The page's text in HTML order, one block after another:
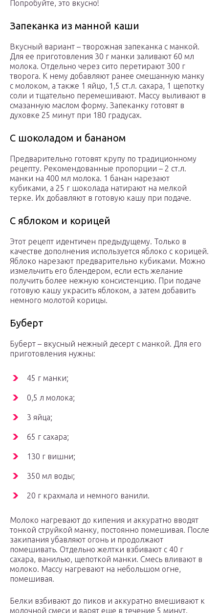
Попробуйте, это вкусно!
Запеканка из манной каши
Вкусный вариант – творожная запеканка с манкой.
Для ее приготовления 30 г манки заливают 60 мл
молока. Отдельно через сито перетирают 300 г
творога. К нему добавляют ранее смешанную манку
с молоком, а также 1 яйцо, 1,5 ст.л. сахара, 1 щепотку
соли и тщательно перемешивают. Массу выливают в
смазанную маслом форму. Запеканку готовят в
духовке 25 минут при 180 градусах.
С шоколадом и бананом
Предварительно готовят крупу по традиционному
рецепту. Рекомендованные пропорции – 2 ст.л.
манки на 400 мл молока. 1 банан нарезают
кубиками, а 25 г шоколада натирают на мелкой
терке. Их добавляют в готовую кашу при подаче.
С яблоком и корицей
Этот рецепт идентичен предыдущему. Только в
качестве дополнения используется яблоко с корицей.
Яблоко нарезают предварительно кубиками. Можно
измельчить его блендером, если есть желание
получить более нежную консистенцию. При подаче
готовую кашу украсить яблоком, а затем добавить
немного молотой корицы.
Буберт
Буберт – вкусный нежный десерт с манкой. Для его
приготовления нужны:
45 г манки;
0,5 л молока;
3 яйца;
65 г сахара;
130 г вишни;
350 мл воды;
20 г крахмала и немного ванили.
Молоко нагревают до кипения и аккуратно вводят
тонкой струйкой манку, постоянно помешивая. После
закипания убавляют огонь и продолжают
помешивать. Отдельно желтки взбивают с 40 г
сахара, ванилью, щепоткой манки. Смесь вливают в
молоко. Массу нагревают на небольшом огне,
помешивая.
Белки взбивают до пиков и аккуратно вмешивают к
молочной смеси и варят еще в течение 5 минут.